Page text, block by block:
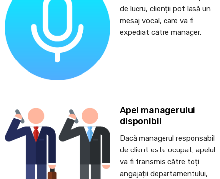
de lucru, clienții pot lasă un
mesaj vocal, care va fi
expediat către manager.
Apel managerului
disponibil
Dacă managerul responsabil
de client este ocupat, apelul
va fi transmis către toți
angajații departamentului,